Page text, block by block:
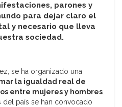
parones y
para dejar claro el
y necesario que lleva
sociedad.
se ha organizado una
la igualdad real de
entre mujeres y hombres.
del país se han convocado